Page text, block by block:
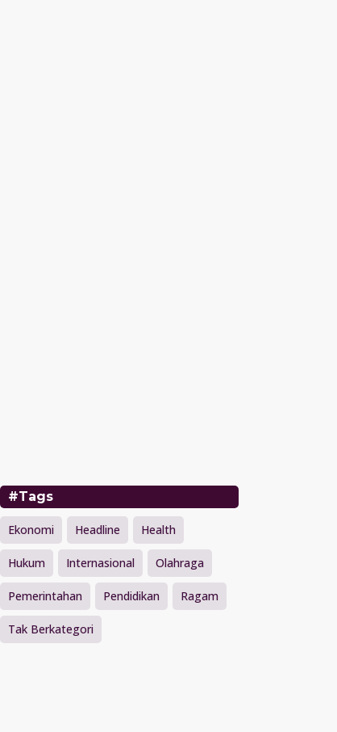
#Tags
Ekonomi Headline Health
Hukum Internasional Olahraga
Pemerintahan Pendidikan Ragam
Tak Berkategori